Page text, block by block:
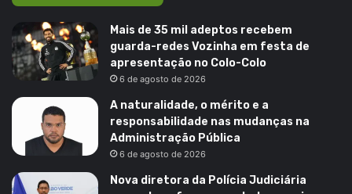
Mais de 35 mil adeptos recebem
guarda-redes Vozinha em festa de
apresentação no Colo-Colo
6 de agosto de 2026
A naturalidade, o mérito e a
responsabilidade nas mudanças na
Administração Pública
6 de agosto de 2026
Nova diretora da Polícia Judiciária